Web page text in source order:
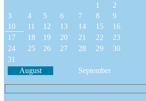
1
2
3
4 5 6 7 8
9
10
11 12 13 14 15
16
17
18 19 20 21 22
23
24
25 26 27 28 29
30
31
August
September